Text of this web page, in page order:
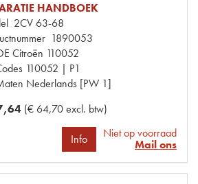
HANDBOEK
2CV 63-68
1890053
Citroën 110052
110052 | P1
Nederlands [PW 1]
(€ 64,70 excl. btw)
Info
Niet op voorraad
Mail ons